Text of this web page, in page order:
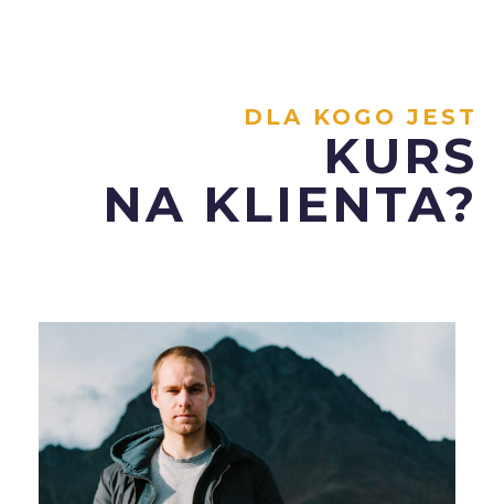
DLA KOGO JEST
KURS
NA KLIENTA?